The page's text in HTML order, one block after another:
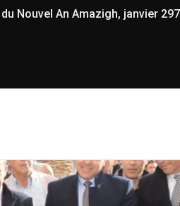
Nouvel An Amazigh, janvier